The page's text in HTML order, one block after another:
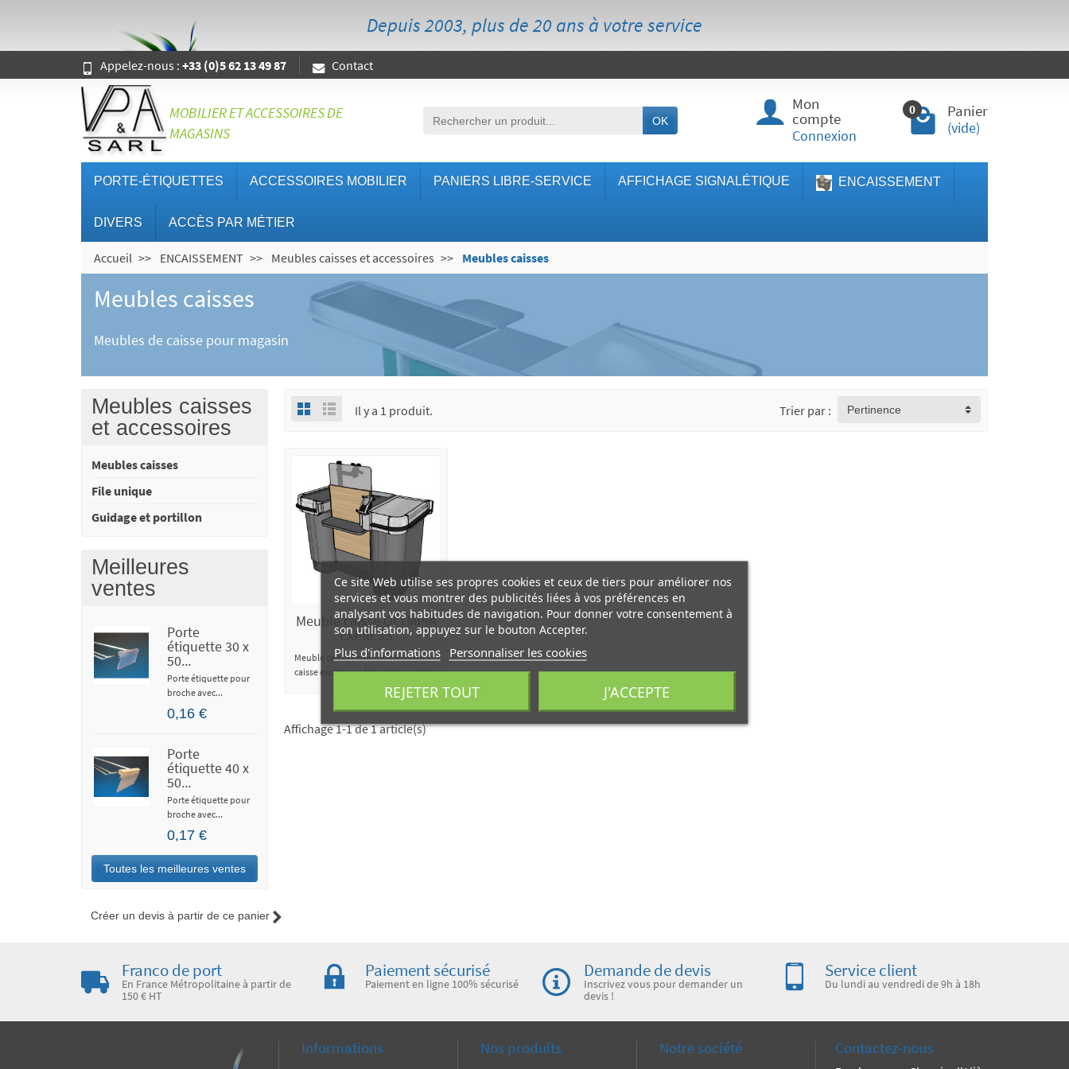
Depuis 2003, plus de 20 ans à votre service
Appelez-nous : +33 (0)5 62 13 49 87 Contact
MOBILIER ET ACCESSOIRES DE
MAGASINS
OK
Mon
compte
Connexion
0 Panier
(vide)
PORTE-ÉTIQUETTES ACCESSOIRES MOBILIER PANIERS LIBRE-SERVICE AFFICHAGE SIGNALÉTIQUE ENCAISSEMENT
DIVERS ACCÈS PAR MÉTIER
Accueil ENCAISSEMENT Meubles caisses et accessoires Meubles caisses
Meubles caisses
Meubles de caisse pour magasin
Meubles caisses
et accessoires
Meubles caisses
File unique
Guidage et portillon
Meilleures
ventes
Porte
étiquette 30 x
50...
Porte étiquette pour
broche avec...
0,16 €
Porte
étiquette 40 x
50...
Porte étiquette pour
broche avec...
0,17 €
Toutes les meilleures ventes
Créer un devis à partir de ce panier
Il y a 1 produit. Trier par : Pertinence
Meuble caisse OLYMPIA
EXPRESS
Meuble caisse pour supérette ou
caisse express ou file unique - sens
Affichage 1-1 de 1 article(s)
Franco de port
En France Métropolitaine à partir de
150 € HT
Paiement sécurisé
Paiement en ligne 100% sécurisé
Demande de devis
Inscrivez vous pour demander un
devis !
Service client
Du lundi au vendredi de 9h à 18h
Informations Nos produits Notre société Contactez-nous
Ce site Web utilise ses propres cookies et ceux de tiers pour améliorer nos
services et vous montrer des publicités liées à vos préférences en
analysant vos habitudes de navigation. Pour donner votre consentement à
son utilisation, appuyez sur le bouton Accepter.
Plus d'informations Personnaliser les cookies
REJETER TOUT J'ACCEPTE